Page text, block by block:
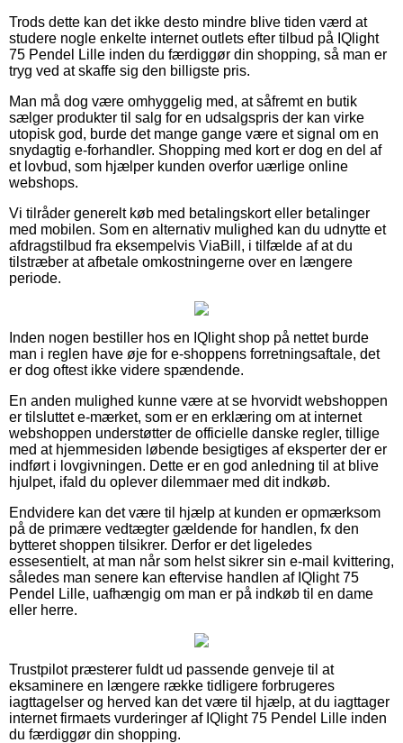
Trods dette kan det ikke desto mindre blive tiden værd at
studere nogle enkelte internet outlets efter tilbud på IQlight
75 Pendel Lille inden du færdiggør din shopping, så man er
tryg ved at skaffe sig den billigste pris.
Man må dog være omhyggelig med, at såfremt en butik
sælger produkter til salg for en udsalgspris der kan virke
utopisk god, burde det mange gange være et signal om en
snydagtig e-forhandler. Shopping med kort er dog en del af
et lovbud, som hjælper kunden overfor uærlige online
webshops.
Vi tilråder generelt køb med betalingskort eller betalinger
med mobilen. Som en alternativ mulighed kan du udnytte et
afdragstilbud fra eksempelvis ViaBill, i tilfælde af at du
tilstræber at afbetale omkostningerne over en længere
periode.
Inden nogen bestiller hos en IQlight shop på nettet burde
man i reglen have øje for e-shoppens forretningsaftale, det
er dog oftest ikke videre spændende.
En anden mulighed kunne være at se hvorvidt webshoppen
er tilsluttet e-mærket, som er en erklæring om at internet
webshoppen understøtter de officielle danske regler, tillige
med at hjemmesiden løbende besigtiges af eksperter der er
indført i lovgivningen. Dette er en god anledning til at blive
hjulpet, ifald du oplever dilemmaer med dit indkøb.
Endvidere kan det være til hjælp at kunden er opmærksom
på de primære vedtægter gældende for handlen, fx den
bytteret shoppen tilsikrer. Derfor er det ligeledes
essesentielt, at man når som helst sikrer sin e-mail kvittering,
således man senere kan eftervise handlen af IQlight 75
Pendel Lille, uafhængig om man er på indkøb til en dame
eller herre.
Trustpilot præsterer fuldt ud passende genveje til at
eksaminere en længere række tidligere forbrugeres
iagttagelser og herved kan det være til hjælp, at du iagttager
internet firmaets vurderinger af IQlight 75 Pendel Lille inden
du færdiggør din shopping.